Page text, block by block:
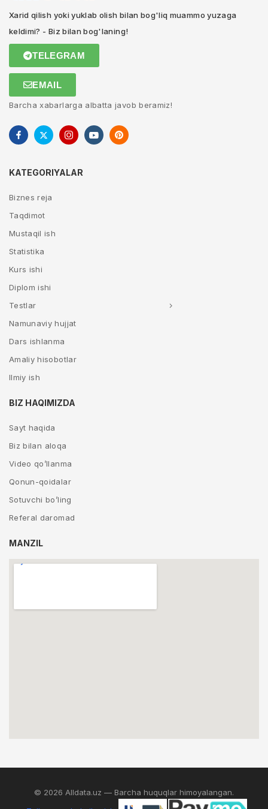
Xarid qilish yoki yuklab olish bilan bog'liq muammo yuzaga
keldimi? - Biz bilan bog'laning!
TELEGRAM
EMAIL
Barcha xabarlarga albatta javob beramiz!
KATEGORIYALAR
Biznes reja
Taqdimot
Mustaqil ish
Statistika
Kurs ishi
Diplom ishi
Testlar
Namunaviy hujjat
Dars ishlanma
Amaliy hisobotlar
Ilmiy ish
BIZ HAQIMIZDA
Sayt haqida
Biz bilan aloqa
Video qo’llanma
Qonun-qoidalar
Sotuvchi bo’ling
Referal daromad
MANZIL
© 2026 Alldata.uz — Barcha huquqlar himoyalangan.